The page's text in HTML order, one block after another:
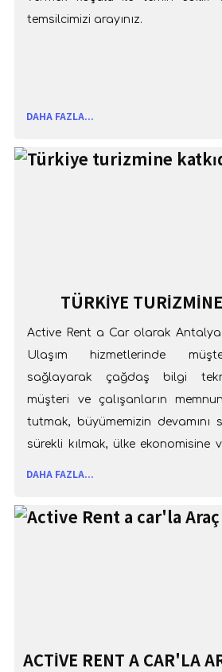
temsilcimizi arayınız.
DAHA FAZLA...
TÜRKIYE
BULUNMAK
Active Rent a Car olarak
Ulaşım hizmetlerinde
sağlayarak çağdaş bilgi
müşteri ve çalışanların
tutmak, büyümemizin devamını
sürekli kılmak, ülke ekonomisine
DAHA FAZLA...
ACTIVE RENT A CAR'LA